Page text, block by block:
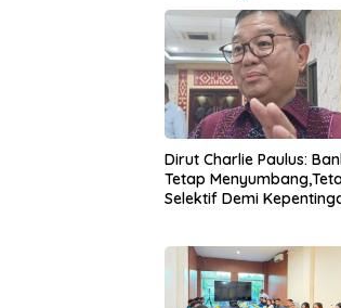
Dirut Charlie Paulus:
Tetap
Selektif Demi